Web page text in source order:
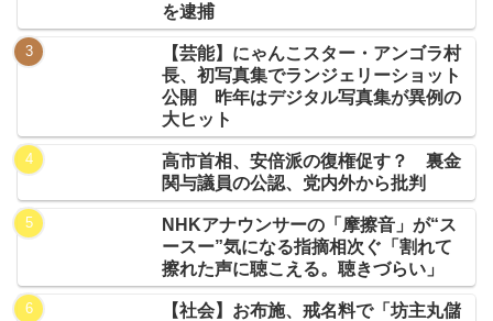
を逮捕
【芸能】にゃんこスター・アンゴラ村
長、初写真集でランジェリーショット
公開 昨年はデジタル写真集が異例の
大ヒット
高市首相、安倍派の復権促す？ 裏金
関与議員の公認、党内外から批判
NHKアナウンサーの「摩擦音」が“ス
ースー”気になる指摘相次ぐ「割れて
擦れた声に聴こえる。聴きづらい」
【社会】お布施、戒名料で「坊主丸儲